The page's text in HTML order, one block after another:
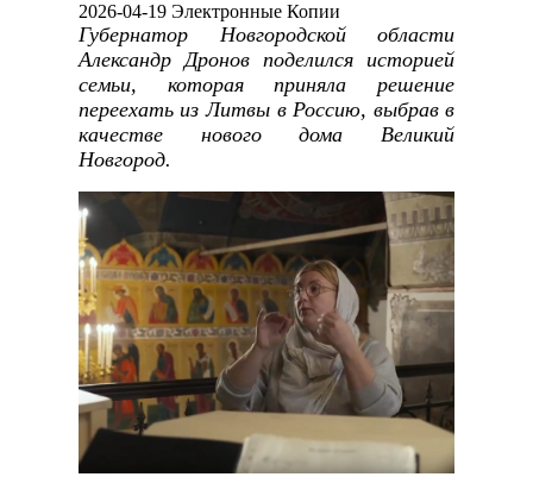
2026-04-19 Электронные Копии
Губернатор Новгородской области
Александр Дронов поделился историей
семьи, которая приняла решение
переехать из Литвы в Россию, выбрав в
качестве нового дома Великий
Новгород.